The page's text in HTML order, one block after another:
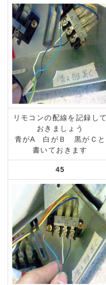
リモコンの配線を記録して
おきましょう
青がA 白がＢ 黒がＣと
書いておきます
45